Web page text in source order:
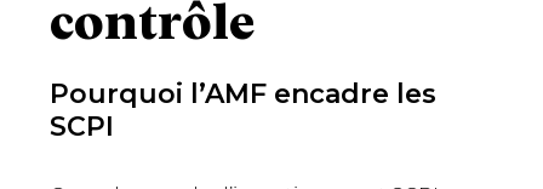
contrôle
Pourquoi l’AMF encadre les
SCPI